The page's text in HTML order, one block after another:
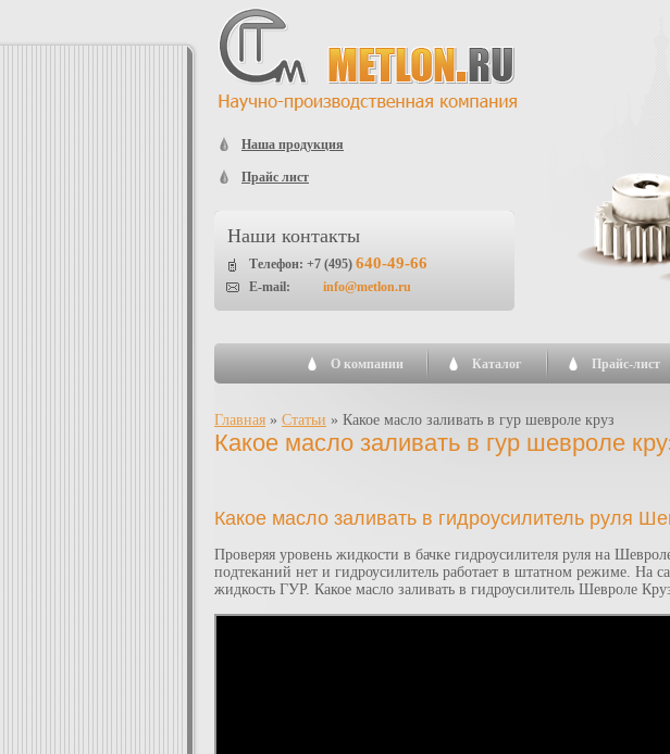
Наша продукция
Прайс лист
Наши контакты
Телефон: +7 (495) 640-49-66
E-mail: info@metlon.ru
О компании Каталог Прайс-лист
Главная » Статьи » Какое масло заливать в гур шевроле круз
Какое масло заливать в гур шевроле
Какое масло заливать в гидроусилитель руля
Проверяя уровень жидкости в бачке гидроусилителя руля на
подтеканий нет и гидроусилитель работает в штатном режиме. На
жидкость ГУР. Какое масло заливать в гидроусилитель Шевроле